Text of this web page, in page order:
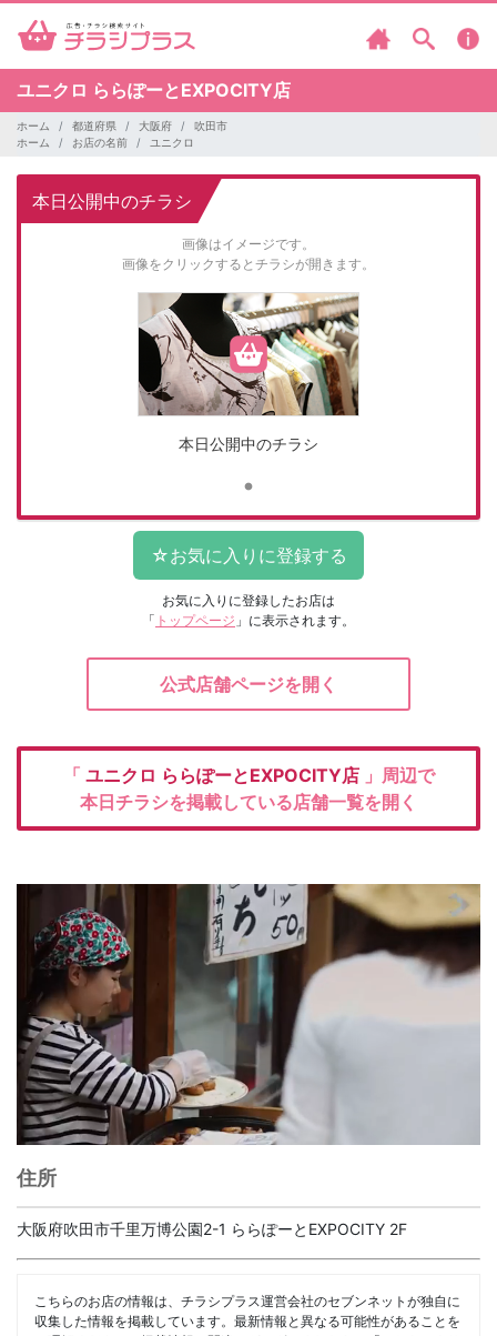
ユニクロ ららぽーとEXPOCITY店
ホーム 都道府県 大阪府
吹田市
ホーム
お店の名前 ユニクロ
本日公開中のチラシ
画像はイメージです。
画像をクリックするとチラシが開きます。
本日公開中のチラシ
お気に入りに登録したお店は
「 トップページ 」に表示されます。
公式店舗ページを開く
「 ユニクロ ららぽーとEXPOCITY店 」周辺で
本日チラシを掲載している店舗一覧を開く
住所
大阪府吹田市千里万博公園2-1 ららぽーとEXPOCITY 2F
こちらのお店の情報は、チラシプラス運営会社のセブンネットが独自に
収集した情報を掲載しています。最新情報と異なる可能性があることを